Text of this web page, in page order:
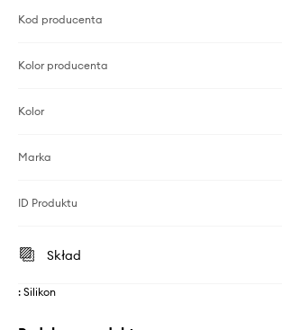
Kod producenta
Kolor producenta
Kolor
Marka
ID Produktu
Skład
: Silikon